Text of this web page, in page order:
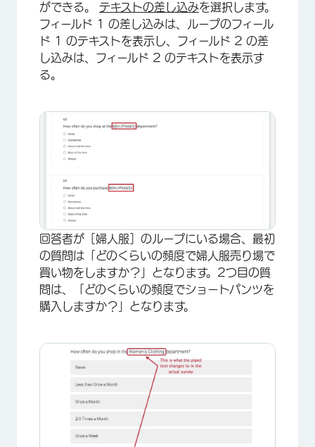
ができる。 テキストの差し込みを選択します。
フィールド 1 の差し込みは、ループのフィール
ド 1 のテキストを表示し、フィールド 2 の差
し込みは、フィールド 2 のテキストを表示す
る。
回答者が［婦人服］のループにいる場合、最初
の質問は「どのくらいの頻度で婦人服売り場で
買い物をしますか？」となります。2つ目の質
問は、「どのくらいの頻度でショートパンツを
購入しますか？」となります。